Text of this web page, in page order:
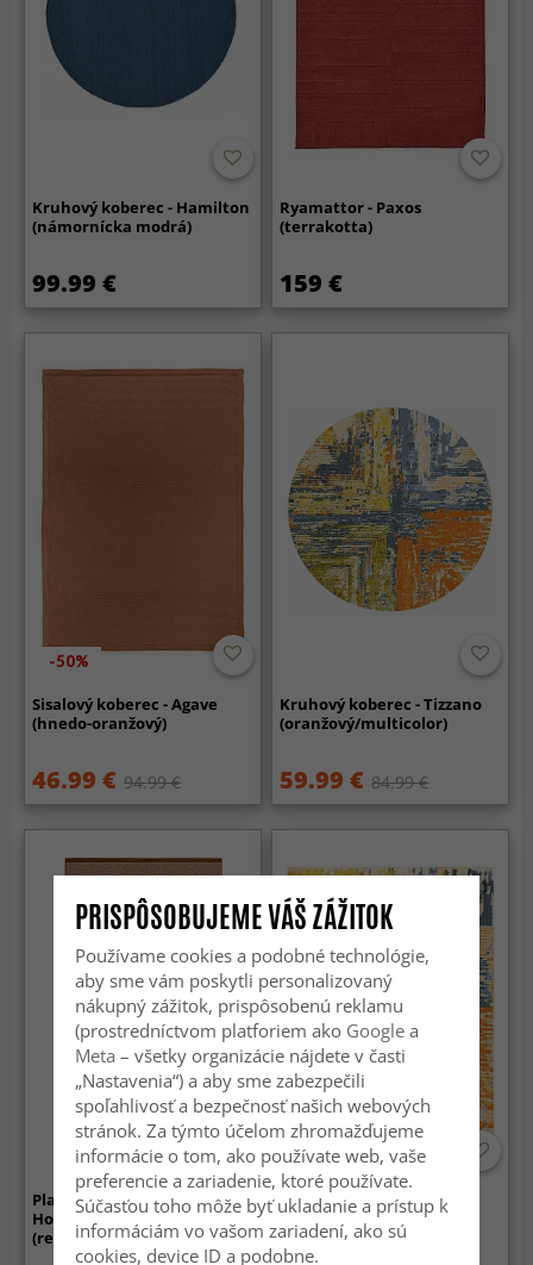
Kruhový koberec - Hamilton
(námornícka modrá)
99.99 €
Ryamattor - Paxos
(terrakotta)
159 €
-50%
Sisalový koberec - Agave
(hnedo-oranžový)
46.99 € 94.99 €
Kruhový koberec - Tizzano
(oranžový/multicolor)
59.99 € 84.99 €
Plastové koberce -
Horredsmattan Estelle
(rezavá)
Koberec Wilton - Tizzano
(oranžový/multicolor)
PRISPÔSOBUJEME VÁŠ ZÁŽITOK
Používame cookies a podobné technológie,
aby sme vám poskytli personalizovaný
nákupný zážitok, prispôsobenú reklamu
(prostredníctvom platforiem ako Googlea
Meta – všetky organizácie nájdete v časti
„Nastavenia“) a aby sme zabezpečili
spoľahlivosť a bezpečnosť našich webových
stránok. Za týmto účelom zhromažďujeme
informácie o tom, ako používate web, vaše
preferencie a zariadenie, ktoré používate.
Súčasťou toho môže byť ukladanie a prístup k
informáciám vo vašom zariadení, ako sú
cookies, device ID a podobne.